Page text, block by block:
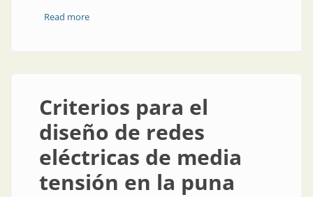
Read moreabout Parques solares en la puna: desafíos técnicos
Criterios para el
diseño de redes
eléctricas de media
tensión en la puna